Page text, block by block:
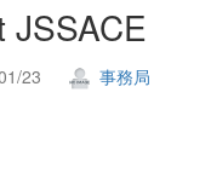
JSSACE
23 事務局